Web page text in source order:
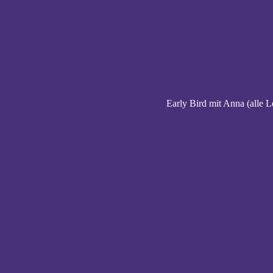
Early Bird mit Anna (alle